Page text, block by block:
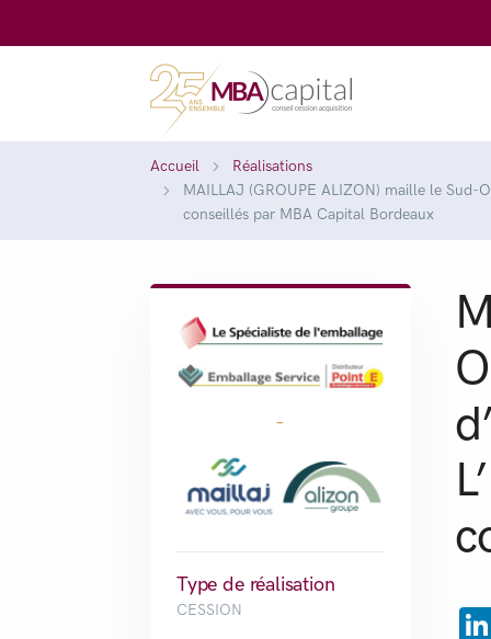
Accueil
Réalisations
MAILLAJ (GROUPE ALIZON) maille le Sud-
conseillés par MBA Capital Bordeaux
-
Type de réalisation
CESSION